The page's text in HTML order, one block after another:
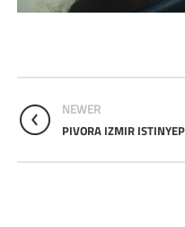
NEWER
PIVORA IZMIR